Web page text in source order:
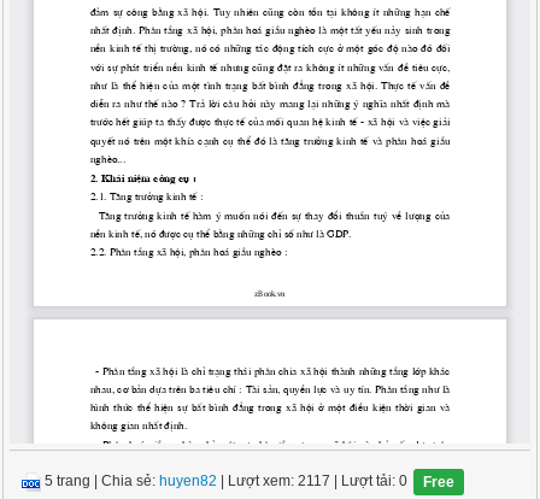
5 trang |Chia sẻ: huyen82 | Lượt xem: 2117 | Lượt tải: 0 Free